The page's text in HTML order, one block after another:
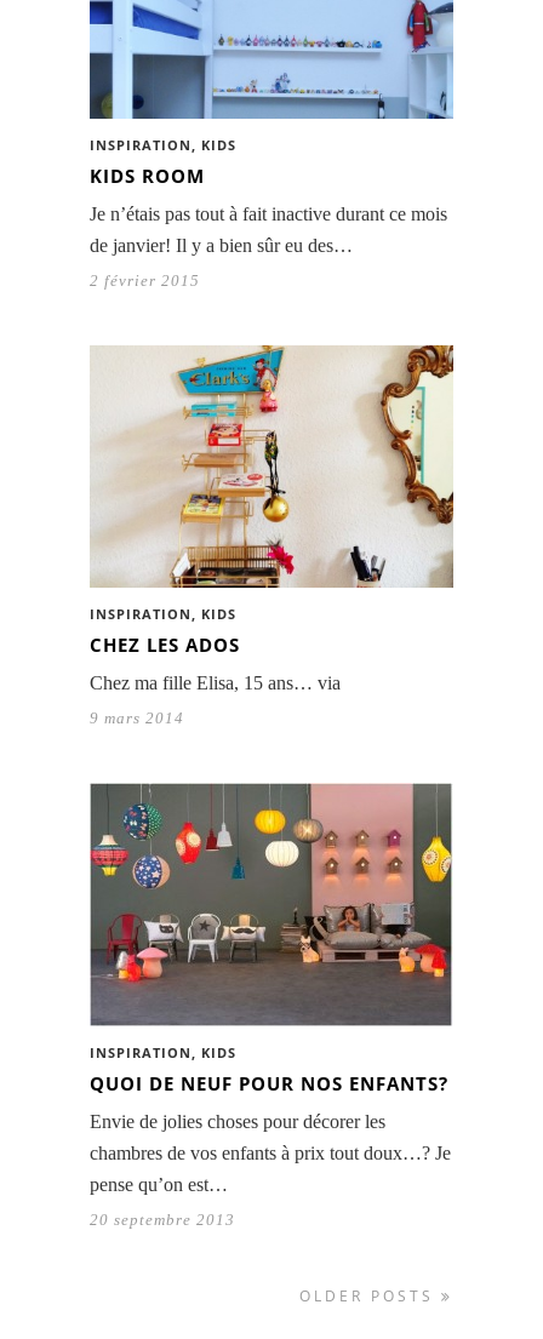
INSPIRATION KIDS
KIDS ROOM
Je n’étais pas tout à fait inactive durant ce mois
de janvier! Il y a bien sûr eu des…
2 février 2015
INSPIRATION, KIDS
CHEZ LES ADOS
Chez ma fille Elisa, 15 ans… via
9 mars 2014
INSPIRATION, KIDS
QUOI DE NEUF POUR NOS ENFANTS?
Envie de jolies choses pour décorer les
chambres de vos enfants à prix tout doux…? Je
pense qu’on est…
20 septembre 2013
OLDER POSTS